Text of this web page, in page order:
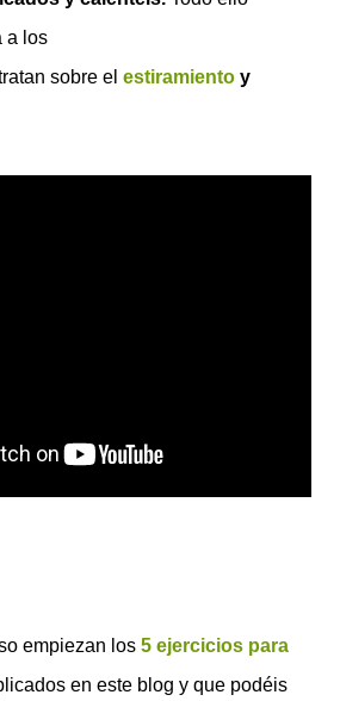
a los
sobre el estiramiento y
empiezan los 5 ejercicios para
en este blog y que podéis